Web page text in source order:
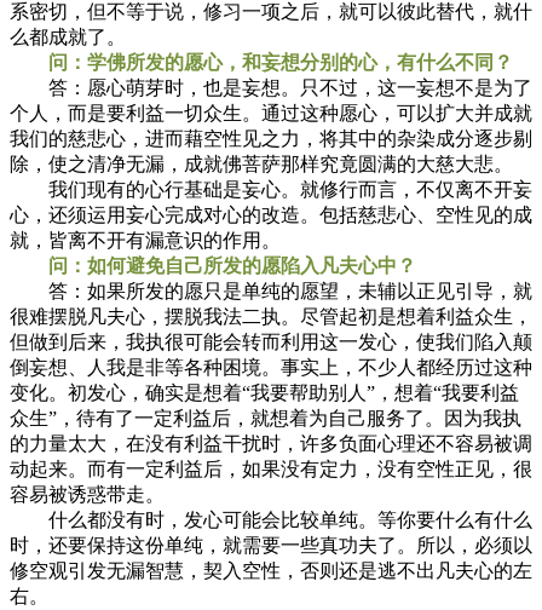
系密切，但不等于说，修习一项之后，就可以彼此替代，就什
么都成就了。
问：学佛所发的愿心，和妄想分别的心，有什么不同？
答：愿心萌芽时，也是妄想。只不过，这一妄想不是为了
个人，而是要利益一切众生。通过这种愿心，可以扩大并成就
我们的慈悲心，进而藉空性见之力，将其中的杂染成分逐步剔
除，使之清净无漏，成就佛菩萨那样究竟圆满的大慈大悲。
我们现有的心行基础是妄心。就修行而言，不仅离不开妄
心，还须运用妄心完成对心的改造。包括慈悲心、空性见的成
就，皆离不开有漏意识的作用。
问：如何避免自己所发的愿陷入凡夫心中？
答：如果所发的愿只是单纯的愿望，未辅以正见引导，就
很难摆脱凡夫心，摆脱我法二执。尽管起初是想着利益众生，
但做到后来，我执很可能会转而利用这一发心，使我们陷入颠
倒妄想、人我是非等各种困境。事实上，不少人都经历过这种
变化。初发心，确实是想着“我要帮助别人”，想着“我要利益
众生”，待有了一定利益后，就想着为自己服务了。因为我执
的力量太大，在没有利益干扰时，许多负面心理还不容易被调
动起来。而有一定利益后，如果没有定力，没有空性正见，很
容易被诱惑带走。
什么都没有时，发心可能会比较单纯。等你要什么有什么
时，还要保持这份单纯，就需要一些真功夫了。所以，必须以
修空观引发无漏智慧，契入空性，否则还是逃不出凡夫心的左
右。